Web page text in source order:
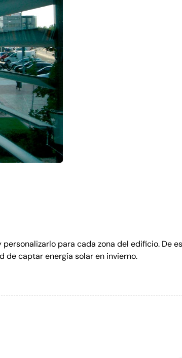
para cada zona del edificio. De
de captar energía solar en invierno.